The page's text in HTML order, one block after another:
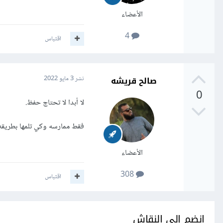
الأعضاء
4
اقتباس
0
صالح قريشه
الأعضاء
308
نشر3 مايو 2022
لا أبدا لا تحتاج حفظ.
فقط ممارسه وكي تلمها
اقتباس
انضم إلى النقاش